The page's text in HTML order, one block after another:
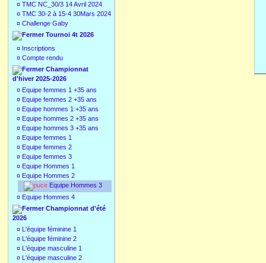
¤ TMC NC_30/3 14 Avril 2024
¤ TMC 30-2 à 15-4 30Mars 2024
¤ Challenge Gaby
Tournoi 4t 2026
¤ Inscriptions
¤ Compte rendu
Championnat
d'hiver 2025-2026
¤ Equipe femmes 1 +35 ans
¤ Equipe femmes 2 +35 ans
¤ Equipe hommes 1 +35 ans
¤ Equipe hommes 2 +35 ans
¤ Equipe hommes 3 +35 ans
¤ Equipe femmes 1
¤ Equipe femmes 2
¤ Equipe femmes 3
¤ Equipe Hommes 1
¤ Equipe Hommes 2
Equipe Hommes 3
¤ Equipe Hommes 4
Championnat d'été
2026
¤ L'équipe féminine 1
¤ L'équipe féminine 2
¤ L'équipe masculine 1
¤ L'équipe masculine 2